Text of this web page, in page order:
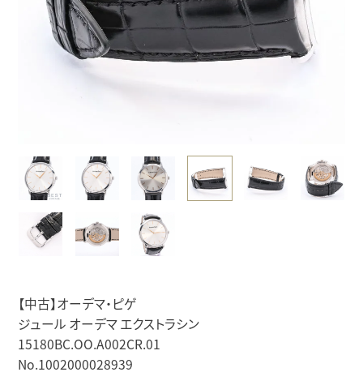
【中古】オーデマ・ピゲ
ジュール オーデマ エクストラシン
15180BC.OO.A002CR.01
No.1002000028939